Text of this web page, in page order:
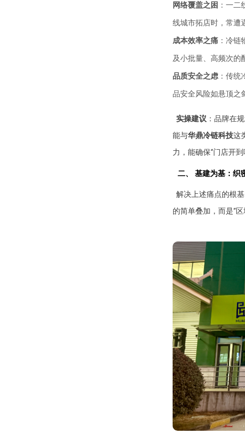
网络覆盖之困 ：一
线城市拓店时，常遭
成本效率之痛：冷链
及小批量、高频次的
品质安全之虑：传统
品安全风险如悬顶之
实操建议 ：品牌在
能与华鼎冷链科技这
力，能确保“门店开
二、 基建为基：织
解决上述痛点的根
的简单叠加，而是“